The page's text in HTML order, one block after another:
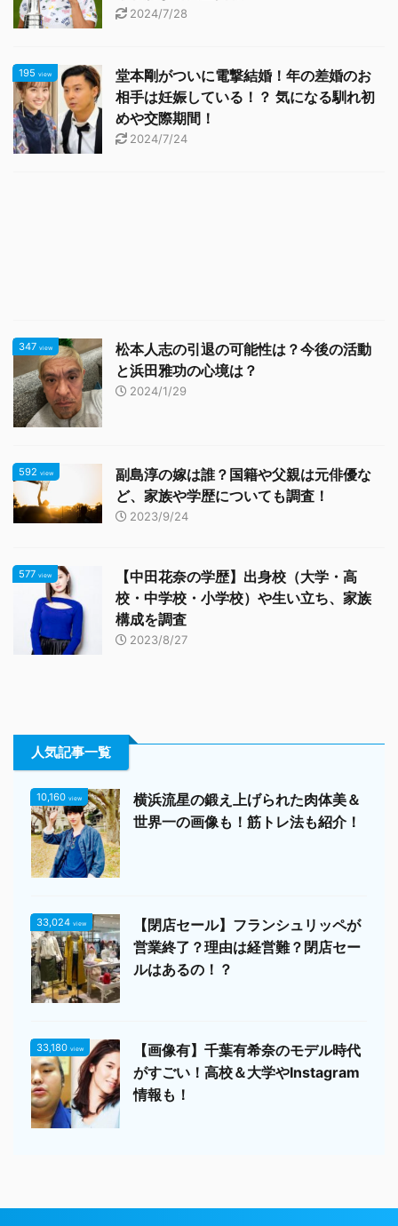
2024/7/28
195 view
堂本剛がついに電撃結婚！年の差婚のお
相手は妊娠している！？ 気になる馴れ初
めや交際期間！
2024/7/24
347 view
松本人志の引退の可能性は？今後の活動
と浜田雅功の心境は？
2024/1/29
592 view
副島淳の嫁は誰？国籍や父親は元俳優な
ど、家族や学歴についても調査！
2023/9/24
577 view
【中田花奈の学歴】出身校（大学・高
校・中学校・小学校）や生い立ち、家族
構成を調査
2023/8/27
人気記事一覧
10,160 view
横浜流星の鍛え上げられた肉体美＆
世界一の画像も！筋トレ法も紹介！
33,024 view
【閉店セール】フランシュリッペが
営業終了？理由は経営難？閉店セー
ルはあるの！？
33,180 view
【画像有】千葉有希奈のモデル時代
がすごい！高校＆大学やInstagram
情報も！